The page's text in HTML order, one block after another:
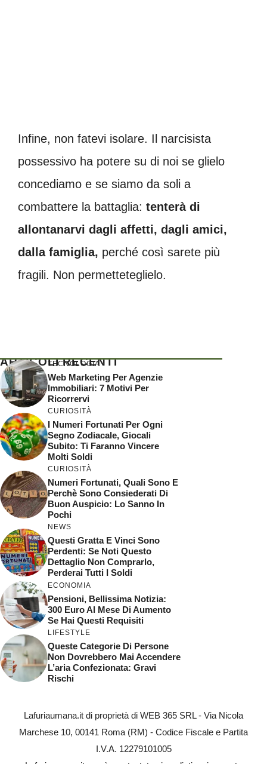
Infine, non fatevi isolare. Il narcisista
possessivo ha potere su di noi se glielo
concediamo e se siamo da soli a
combattere la battaglia: tenterà di
allontanarvi dagli affetti, dagli amici,
dalla famiglia, perché così sarete più
fragili. Non permetteteglielo.
ARTICOLI RECENTI
TECNOLOGIA
Web Marketing Per Agenzie
Immobiliari: 7 Motivi Per
Ricorrervi
CURIOSITÀ
I Numeri Fortunati Per Ogni
Segno Zodiacale, Giocali
Subito: Ti Faranno Vincere
Molti Soldi
CURIOSITÀ
Numeri Fortunati, Quali Sono E
Perchè Sono Consiederati Di
Buon Auspicio: Lo Sanno In
Pochi
NEWS
Questi Gratta E Vinci Sono
Perdenti: Se Noti Questo
Dettaglio Non Comprarlo,
Perderai Tutti I Soldi
ECONOMIA
Pensioni, Bellissima Notizia:
300 Euro Al Mese Di Aumento
Se Hai Questi Requisiti
LIFESTYLE
Queste Categorie Di Persone
Non Dovrebbero Mai Accendere
L’aria Confezionata: Gravi
Rischi
Lafuriaumana.it di proprietà di WEB 365 SRL - Via Nicola
Marchese 10, 00141 Roma (RM) - Codice Fiscale e Partita
I.V.A. 12279101005